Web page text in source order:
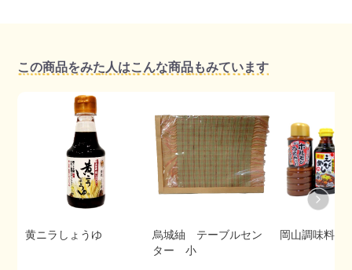
この商品をみた人はこんな商品もみています
黄ニラしょうゆ
烏城紬 テーブルセン
ター 小
岡山調味料セ